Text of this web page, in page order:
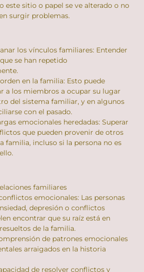
este sitio o papel se ve alterado o no
surgir problemas.
los vínculos familiares: Entender
se han repetido
en la familia: Esto puede
a los miembros a ocupar su lugar
del sistema familiar, y en algunos
con el pasado.
emocionales heredadas: Superar
que pueden provenir de otros
familia, incluso si la persona no es
familiares
emocionales: Las personas
depresión o conflictos
encontrar que su raíz está en
de la familia.
de patrones emocionales
arraigados en la historia
de resolver conflictos y